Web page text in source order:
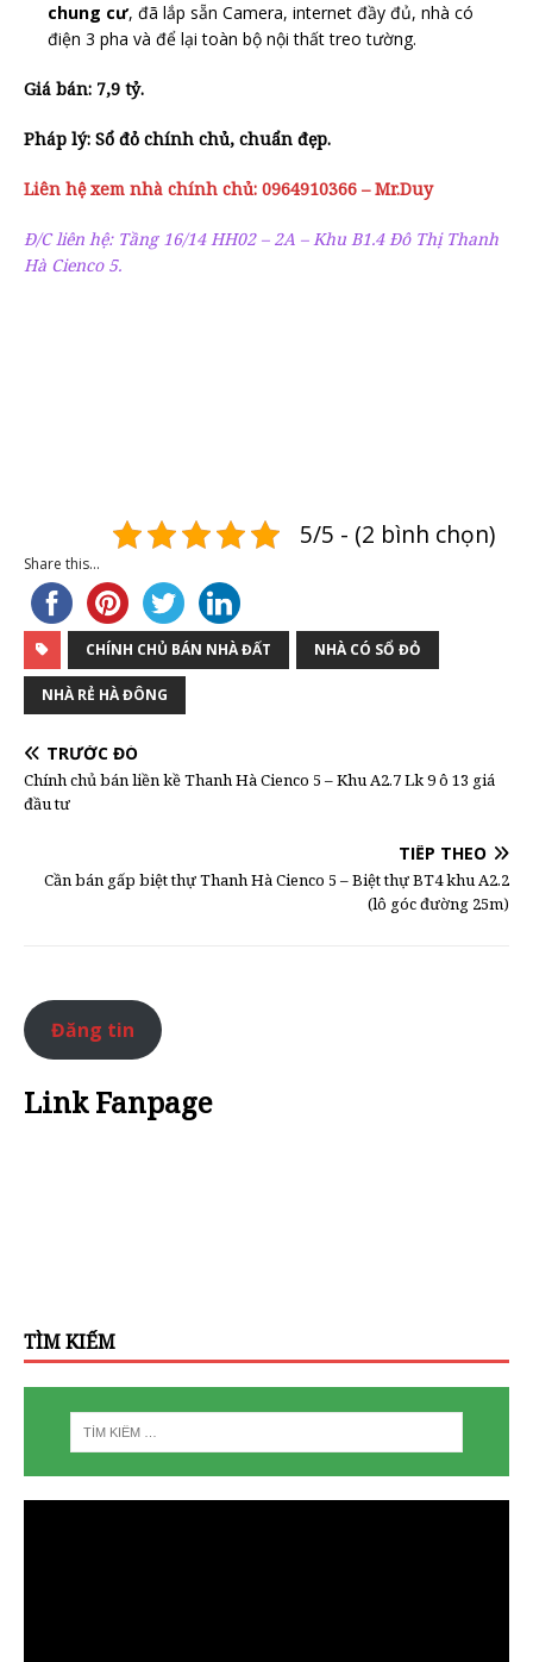
chung cư, đã lắp sẵn Camera, internet đầy đủ, nhà có
điện 3 pha và để lại toàn bộ nội thất treo tường.
Giá bán: 7,9 tỷ.
Pháp lý: Sổ đỏ chính chủ, chuẩn đẹp.
Liên hệ xem nhà chính chủ: 0964910366 – Mr.Duy
Đ/C liên hệ: Tầng 16/14 HH02 – 2A – Khu B1.4 Đô Thị Thanh
Hà Cienco 5.
5/5 - (2 bình chọn)
Share this...
CHÍNH CHỦ BÁN NHÀ ĐẤT NHÀ CÓ SỔ ĐỎ
NHÀ RẺ HÀ ĐÔNG
TRƯỚC ĐÓ
Chính chủ bán liền kề Thanh Hà Cienco 5 – Khu A2.7 Lk 9 ô 13 giá
đầu tư
TIẾP THEO
Cần bán gấp biệt thự Thanh Hà Cienco 5 – Biệt thự BT4 khu A2.2
(lô góc đường 25m)
Đăng tin
Link Fanpage
TÌM KIẾM